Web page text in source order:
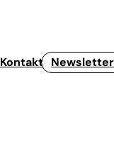
Kontakt Newsletter